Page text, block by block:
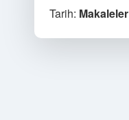
Tarih: Makaleler